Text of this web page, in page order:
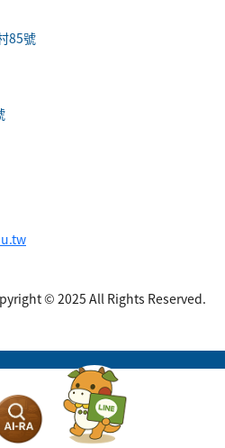
85號
© 2025 All Rights Reserved.